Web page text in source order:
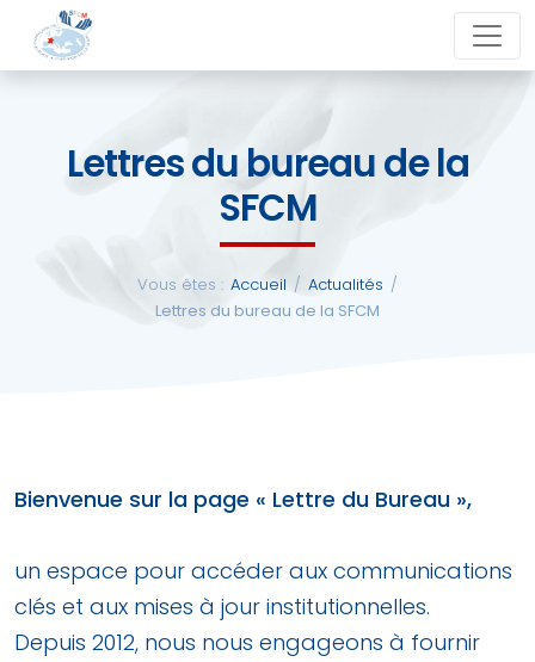
Lettres du bureau de la
SFCM
Vous êtes : Accueil / Actualités /
Lettres du bureau de la SFCM
Bienvenue sur la page « Lettre du Bureau »,
un espace pour accéder aux communications
clés et aux mises à jour institutionnelles.
Depuis 2012, nous nous engageons à fournir
close
Actualités